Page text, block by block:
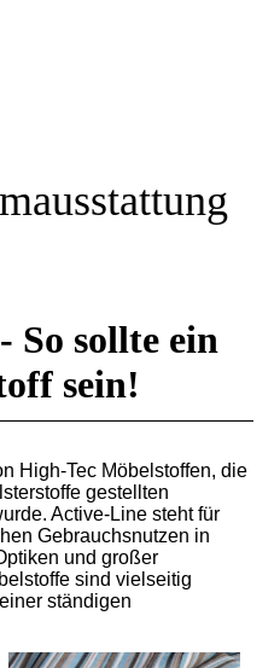
So sollte ein
sein!
High-Tec Möbelstoffen, die
gestellten
Active-Line steht für
Gebrauchsnutzen in
und großer
sind vielseitig
ständigen